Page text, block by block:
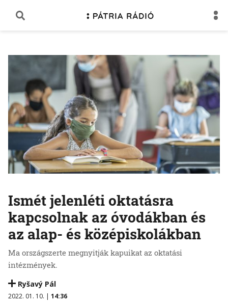
Ismét jelenléti oktatásra
kapcsolnak az óvodákban és
az alap- és középiskolákban
Ma országszerte megnyitják kapuikat az oktatási
intézmények.
Ryšavý Pál
2022. 01. 10. | 14:36